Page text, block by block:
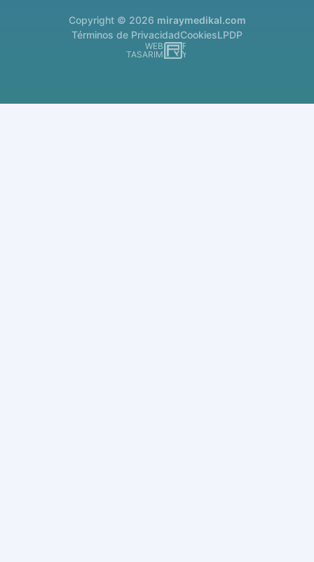
Copyright © 2026 miraymedikal.com
Términos de PrivacidadCookiesLPDP
WEB
TASARIM
İSTANBUL WEB TASARIM AJANSI - PENTA